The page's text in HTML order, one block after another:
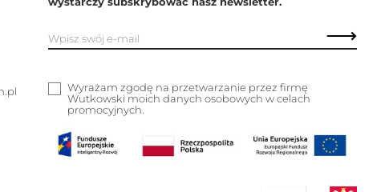
Wyrażam zgodę na przetwarzanie przez firmę
Wutkowski moich danych osobowych w celach
promocyjnych.